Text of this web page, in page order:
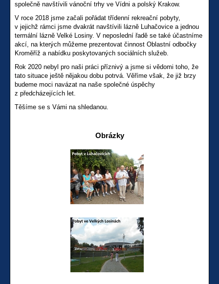
společně navštívili vánoční trhy ve Vídni a polský Krakow.
V roce 2018 jsme začali pořádat třídenní rekreační pobyty,
v jejichž rámci jsme dvakrát navštívili lázně Luhačovice a jednou
termální lázně Velké Losiny. V neposlední řadě se také účastníme
akcí, na kterých můžeme prezentovat činnost Oblastní odbočky
Kroměříž a nabídku poskytovaných sociálních služeb.
Rok 2020 nebyl pro naši práci příznivý a jsme si vědomi toho, že
tato situace ještě nějakou dobu potrvá. Věříme však, že již brzy
budeme moci navázat na naše společné úspěchy
z předcházejících let.
Těšíme se s Vámi na shledanou.
Obrázky